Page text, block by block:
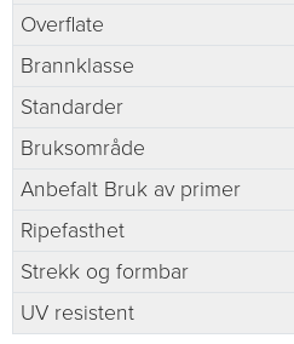
Overflate
Brannklasse
Standarder
Bruksområde
Anbefalt Bruk av primer
Ripefasthet
Strekk og formbar
UV resistent